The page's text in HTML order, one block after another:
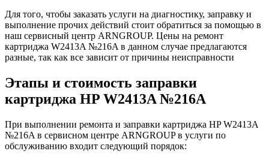
Для того, чтобы заказать услуги на диагностику, заправку и
выполнение прочих действий стоит обратиться за помощью в
наш сервисный центр ARNGROUP. Цены на ремонт
картриджа W2413A №216A в данном случае предлагаются
разные, так как все зависит от причины неисправности
Этапы и стоимость заправки
картриджа HP W2413A №216A
При выполнении ремонта и заправки картриджа HP W2413A
№216A в сервисном центре ARNGROUP в услуги по
обслуживанию входит следующий порядок: